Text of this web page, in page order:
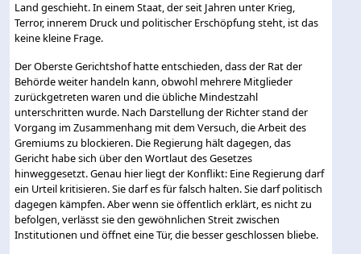
Land geschieht. In einem Staat, der seit Jahren unter Krieg,
Terror, innerem Druck und politischer Erschöpfung steht, ist das
keine kleine Frage.
Der Oberste Gerichtshof hatte entschieden, dass der Rat der
Behörde weiter handeln kann, obwohl mehrere Mitglieder
zurückgetreten waren und die übliche Mindestzahl
unterschritten wurde. Nach Darstellung der Richter stand der
Vorgang im Zusammenhang mit dem Versuch, die Arbeit des
Gremiums zu blockieren. Die Regierung hält dagegen, das
Gericht habe sich über den Wortlaut des Gesetzes
hinweggesetzt. Genau hier liegt der Konflikt: Eine Regierung darf
ein Urteil kritisieren. Sie darf es für falsch halten. Sie darf politisch
dagegen kämpfen. Aber wenn sie öffentlich erklärt, es nicht zu
befolgen, verlässt sie den gewöhnlichen Streit zwischen
Institutionen und öffnet eine Tür, die besser geschlossen bliebe.